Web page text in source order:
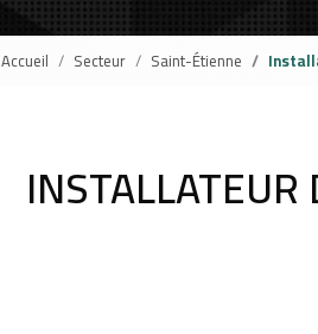
Accueil Secteur Saint-Étienne